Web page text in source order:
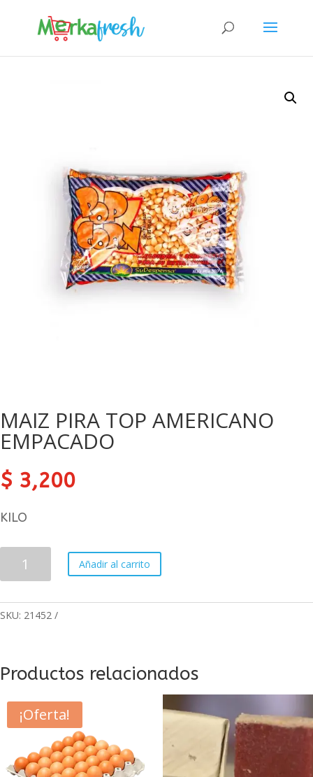
MAIZ PIRA TOP AMERICANO
EMPACADO
$ 3,200
KILO
AMERICANO
EMPACADO
Añadir al carrito
SKU: 21452
Productos relacionados
¡Oferta!